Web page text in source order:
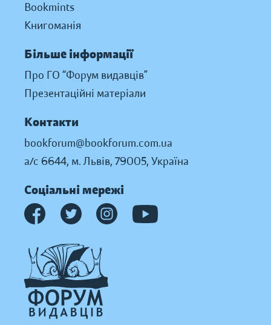
Bookmints
Книгоманія
Більше інформації
Про ГО “Форум видавців”
Презентаційні матеріали
Контакти
bookforum@bookforum.com.ua
а/с 6644, м. Львів, 79005, Україна
Соціальні мережі